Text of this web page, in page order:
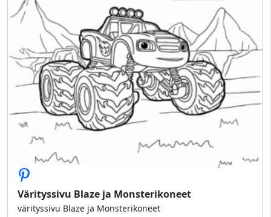
Värityssivu Blaze ja Monsterikoneet
värityssivu Blaze ja Monsterikoneet